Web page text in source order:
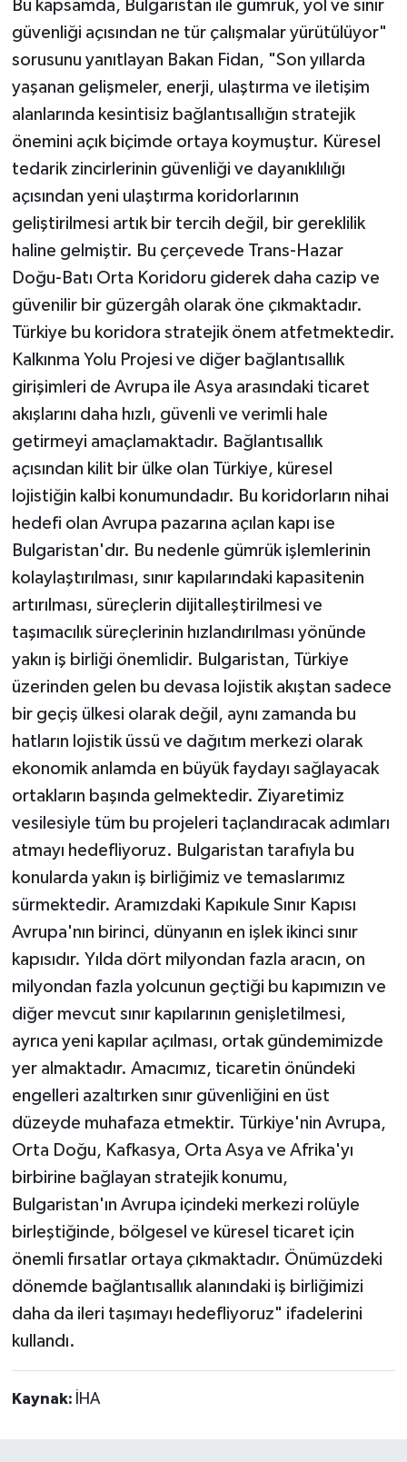
Bu kapsamda, Bulgaristan ile gümrük, yol ve sınır
güvenliği açısından ne tür çalışmalar yürütülüyor"
sorusunu yanıtlayan Bakan Fidan, "Son yıllarda
yaşanan gelişmeler, enerji, ulaştırma ve iletişim
alanlarında kesintisiz bağlantısallığın stratejik
önemini açık biçimde ortaya koymuştur. Küresel
tedarik zincirlerinin güvenliği ve dayanıklılığı
açısından yeni ulaştırma koridorlarının
geliştirilmesi artık bir tercih değil, bir gereklilik
haline gelmiştir. Bu çerçevede Trans-Hazar
Doğu-Batı Orta Koridoru giderek daha cazip ve
güvenilir bir güzergâh olarak öne çıkmaktadır.
Türkiye bu koridora stratejik önem atfetmektedir.
Kalkınma Yolu Projesi ve diğer bağlantısallık
girişimleri de Avrupa ile Asya arasındaki ticaret
akışlarını daha hızlı, güvenli ve verimli hale
getirmeyi amaçlamaktadır. Bağlantısallık
açısından kilit bir ülke olan Türkiye, küresel
lojistiğin kalbi konumundadır. Bu koridorların nihai
hedefi olan Avrupa pazarına açılan kapı ise
Bulgaristan'dır. Bu nedenle gümrük işlemlerinin
kolaylaştırılması, sınır kapılarındaki kapasitenin
artırılması, süreçlerin dijitalleştirilmesi ve
taşımacılık süreçlerinin hızlandırılması yönünde
yakın iş birliği önemlidir. Bulgaristan, Türkiye
üzerinden gelen bu devasa lojistik akıştan sadece
bir geçiş ülkesi olarak değil, aynı zamanda bu
hatların lojistik üssü ve dağıtım merkezi olarak
ekonomik anlamda en büyük faydayı sağlayacak
ortakların başında gelmektedir. Ziyaretimiz
vesilesiyle tüm bu projeleri taçlandıracak adımları
atmayı hedefliyoruz. Bulgaristan tarafıyla bu
konularda yakın iş birliğimiz ve temaslarımız
sürmektedir. Aramızdaki Kapıkule Sınır Kapısı
Avrupa'nın birinci, dünyanın en işlek ikinci sınır
kapısıdır. Yılda dört milyondan fazla aracın, on
milyondan fazla yolcunun geçtiği bu kapımızın ve
diğer mevcut sınır kapılarının genişletilmesi,
ayrıca yeni kapılar açılması, ortak gündemimizde
yer almaktadır. Amacımız, ticaretin önündeki
engelleri azaltırken sınır güvenliğini en üst
düzeyde muhafaza etmektir. Türkiye'nin Avrupa,
Orta Doğu, Kafkasya, Orta Asya ve Afrika'yı
birbirine bağlayan stratejik konumu,
Bulgaristan'ın Avrupa içindeki merkezi rolüyle
birleştiğinde, bölgesel ve küresel ticaret için
önemli fırsatlar ortaya çıkmaktadır. Önümüzdeki
dönemde bağlantısallık alanındaki iş birliğimizi
daha da ileri taşımayı hedefliyoruz" ifadelerini
kullandı.
Kaynak: İHA